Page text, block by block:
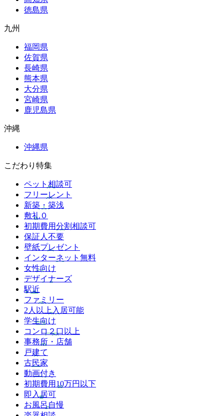
徳島県
九州
福岡県
佐賀県
長崎県
熊本県
大分県
宮崎県
鹿児島県
沖縄
沖縄県
こだわり特集
ペット相談可
フリーレント
新築・築浅
敷礼０
初期費用分割相談可
保証人不要
壁紙プレゼント
インターネット無料
女性向け
デザイナーズ
駅近
ファミリー
2人以上入居可能
学生向け
コンロ２口以上
事務所・店舗
戸建て
古民家
動画付き
初期費用10万円以下
即入居可
お風呂自慢